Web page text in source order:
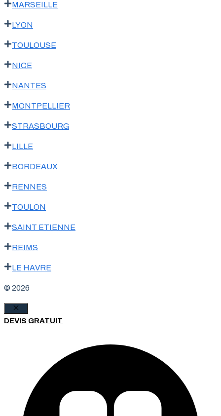
MARSEILLE
LYON
TOULOUSE
NICE
NANTES
MONTPELLIER
STRASBOURG
LILLE
BORDEAUX
RENNES
TOULON
SAINT ETIENNE
REIMS
LE HAVRE
© 2026
Fermer
DEVIS GRATUIT